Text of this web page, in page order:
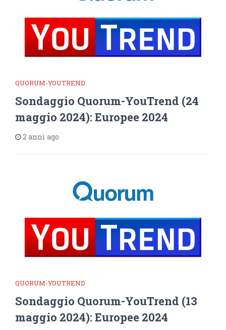
QUORUM-YOUTREND
Sondaggio Quorum-YouTrend (24
maggio 2024): Europee 2024
2 anni ago
QUORUM-YOUTREND
Sondaggio Quorum-YouTrend (13
maggio 2024): Europee 2024